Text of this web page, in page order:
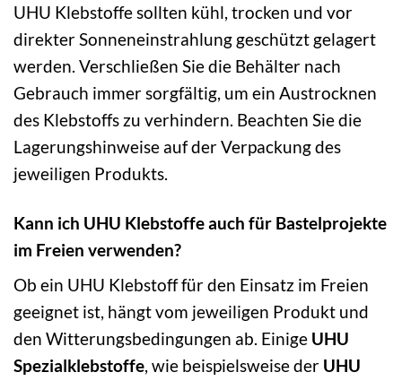
UHU Klebstoffe sollten kühl, trocken und vor
direkter Sonneneinstrahlung geschützt gelagert
werden. Verschließen Sie die Behälter nach
Gebrauch immer sorgfältig, um ein Austrocknen
des Klebstoffs zu verhindern. Beachten Sie die
Lagerungshinweise auf der Verpackung des
jeweiligen Produkts.
Kann ich UHU Klebstoffe auch für Bastelprojekte
im Freien verwenden?
Ob ein UHU Klebstoff für den Einsatz im Freien
geeignet ist, hängt vom jeweiligen Produkt und
den Witterungsbedingungen ab. Einige UHU
Spezialklebstoffe, wie beispielsweise der UHU